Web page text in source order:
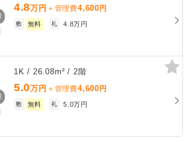
4.8万円 ＋管理費4,600 円
敷 無料 礼 4.8万円
1K / 26.08m² / 2階
5.0万円 ＋管理費4,600 円
敷 無料 礼 5.0万円